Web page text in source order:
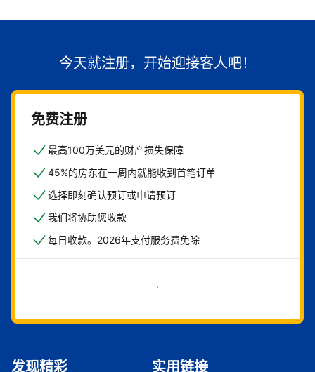
今天就注册，开始迎接客人吧！
免费注册
最高100万美元的财产损失保障
45%的房东在一周内就能收到首笔订单
选择即刻确认预订或申请预订
我们将协助您收款
每日收款。2026年支付服务费免除
立即开始
发现精彩 实用链接